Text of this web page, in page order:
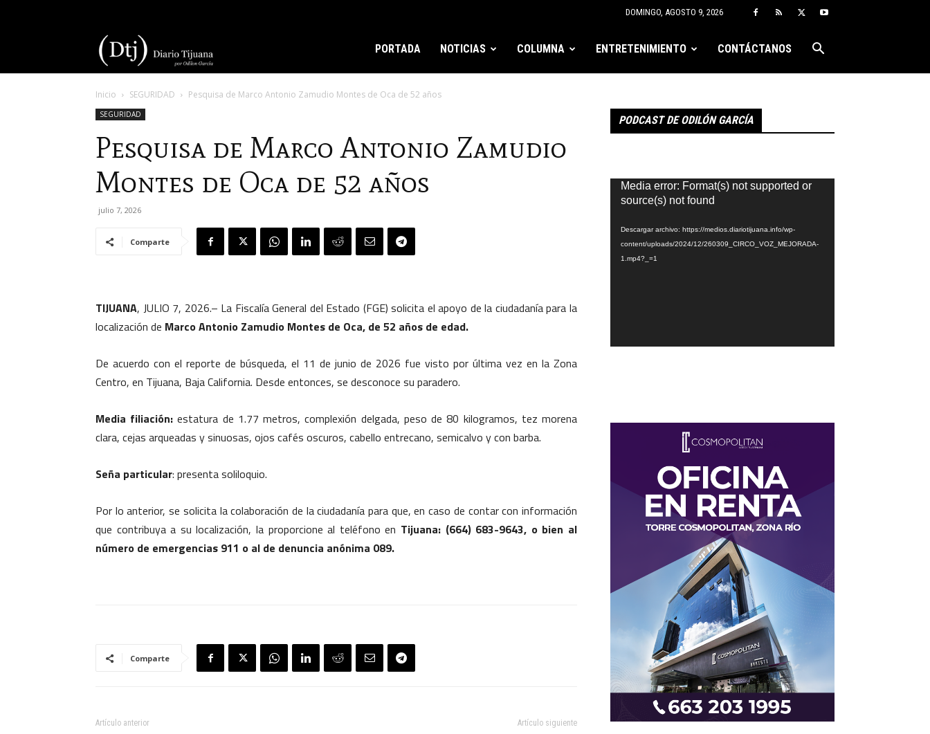
DOMINGO, AGOSTO 9, 2026
Tijuana
PORTADA NOTICIAS COLUMNA ENTRETENIMIENTO CONTÁCTANOS
Inicio SEGURIDAD Pesquisa de Marco Antonio Zamudio Montes de Oca de 52 años
SEGURIDAD
Pesquisa de Marco Antonio Zamudio
Montes de Oca de 52 años
julio 7, 2026
Comparte
TIJUANA, JULIO 7, 2026.– La Fiscalía General del Estado (FGE) solicita el apoyo de la ciudadanía para la
localización de Marco Antonio Zamudio Montes de Oca, de 52 años de edad.
De acuerdo con el reporte de búsqueda, el 11 de junio de 2026 fue visto por última vez en la Zona
Centro, en Tijuana, Baja California. Desde entonces, se desconoce su paradero.
Media filiación: estatura de 1.77 metros, complexión delgada, peso de 80 kilogramos, tez morena
clara, cejas arqueadas y sinuosas, ojos cafés oscuros, cabello entrecano, semicalvo y con barba.
Seña particular: presenta soliloquio.
Por lo anterior, se solicita la colaboración de la ciudadanía para que, en caso de contar con información
que contribuya a su localización, la proporcione al teléfono en Tijuana: (664) 683-9643, o bien al
número de emergencias 911 o al de denuncia anónima 089.
Comparte
Artículo anterior Artículo siguiente
PODCAST DE ODILÓN GARCÍA
Reproductor
de
Media error: Format(s) not supported or
source(s) not found
Descargar archivo: https://medios.diariotijuana.info/wp-
content/uploads/2024/12/260309_CIRCO_VOZ_MEJORADA-
1.mp4?_=1